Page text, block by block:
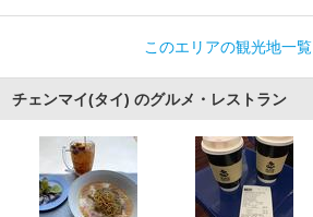
このエリアの観光地一覧
チェンマイ(タイ) のグルメ・レストラン